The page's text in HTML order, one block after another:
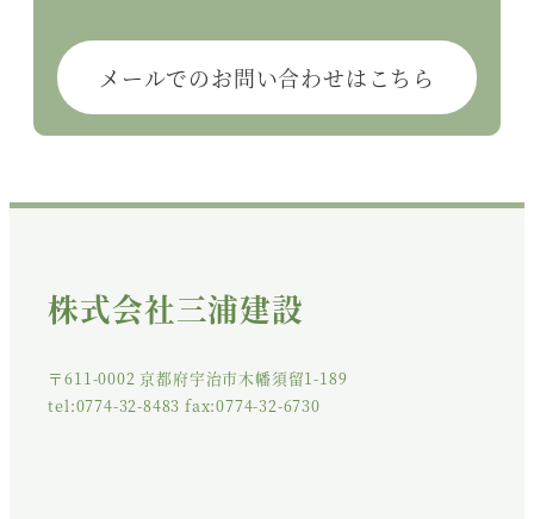
メールでのお問い合わせはこちら
株式会社三浦建設
〒611-0002 京都府宇治市木幡須留1-189
tel:0774-32-8483 fax:0774-32-6730